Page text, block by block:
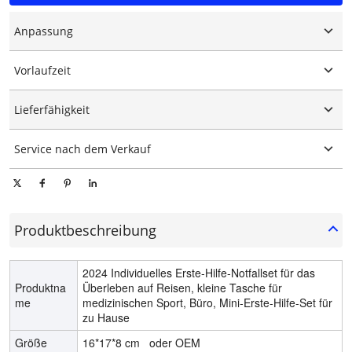
Anpassung
Maßgeschneiderte Verpackung
Vorlaufzeit
Lieferfähigkeit
Service nach dem Verkauf
Produktbeschreibung
Produktna
me
2024 Individuelles Erste-Hilfe-Notfallset für das
Überleben auf Reisen, kleine Tasche für
medizinischen Sport, Büro, Mini-Erste-Hilfe-Set für
zu Hause
Größe
16*17*8 cm oder OEM